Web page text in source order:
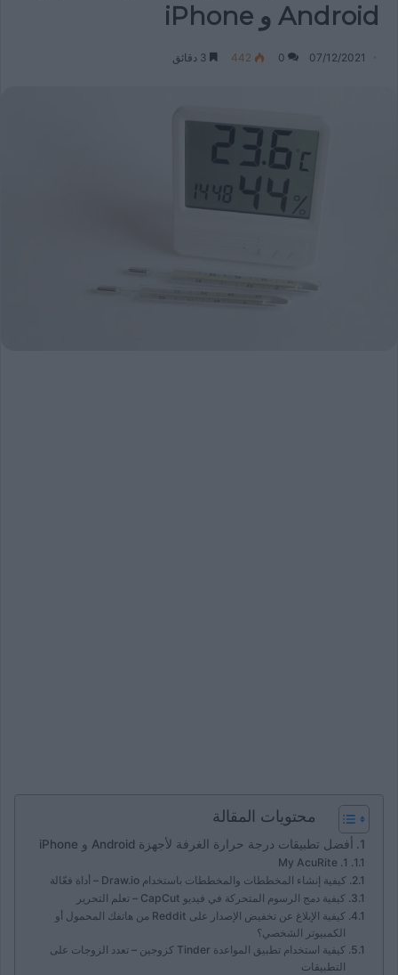
Android و iPhone
07/12/2021
0
442
محتويات المقالة
أفضل تطبيقات درجة حرارة الغرفة لأجهزة Android و iPhone
1. My AcuRite
كيفية إنشاء المخططات والمخططات باستخدام Draw.io – أداة فعّالة
كيفية دمج الرسوم المتحركة في فيديو CapCut – تعلم التحرير
كيفية الإبلاغ عن تخفيض الإصدار على Reddit من هاتفك المحمول أو
الكمبيوتر الشخصي؟
كيفية استخدام تطبيق المواعدة Tinder كزوجين – تعدد الزوجات على
التطبيقات